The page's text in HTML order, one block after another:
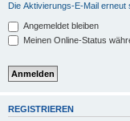
Die Aktivierungs-E-Mail erneut
Angemeldet bleiben
Meinen Online-Status
REGISTRIEREN